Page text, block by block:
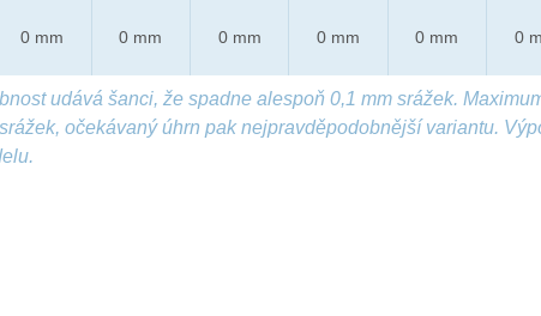
0 mm 0 mm 0 mm 0 mm 0 mm 0
udává šanci, že spadne alespoň 0,1 mm srážek.
očekávaný úhrn pak nejpravděpodobnější variantu.